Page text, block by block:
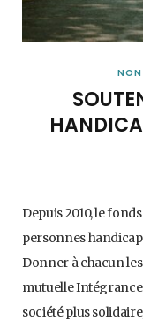
NON
Depuis 2010, le
personnes
Donner à chacun
mutuelle
société plus